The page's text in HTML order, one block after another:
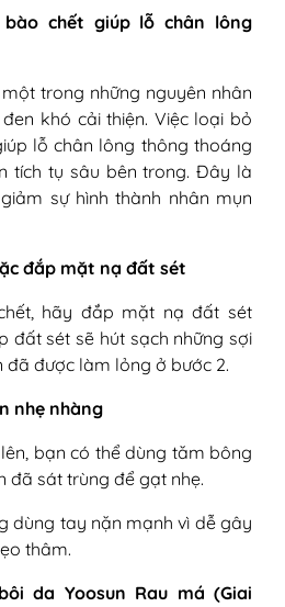
chết giúp lỗ chân lông
trong những nguyên nhân
khó cải thiện. Việc loại bỏ
lỗ chân lông thông thoáng
tích tụ sâu bên trong. Đây là
sự hình thành nhân mụn
đắp mặt nạ đất sét
hãy đắp mặt nạ đất sét
đất sét sẽ hút sạch những sợi
đã được làm lỏng ở bước 2.
nhẹ nhàng
bạn có thể dùng tăm bông
đã sát trùng để gạt nhẹ.
dùng tay nặn mạnh vì dễ gây
thâm.
da Yoosun Rau má (Giai